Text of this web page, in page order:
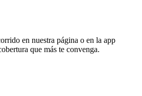
en nuestra página o en la app
que más te convenga.